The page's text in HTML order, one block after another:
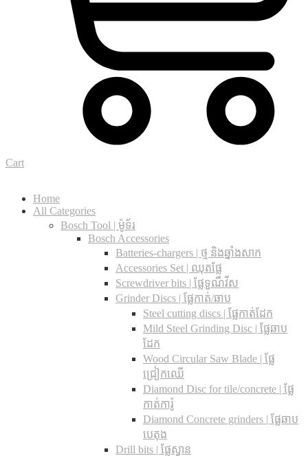
Cart
Home
All Categories
Bosch Tool | ម៉ូទ័រ
Bosch Accessories
Batteries-chargers | ថ្ម និងឆ្នាំងសាក
Accessories Set | ឈុតផ្លែ
Screwdriver bits | ផ្លែទួណឺវីស
Grinder Discs |​ ផ្លែកាត់/ឆាប
Steel cutting discs |​ ផ្លែកាត់ដែក
Mild Steel Grinding Disc | ផ្លែឆាប
ដែក
Wood Circular Saw Blade | ផ្លែ
ជ្រៀកឈើ
Diamond Disc for tile/concrete​ | ផ្លែ
កាត់ការ៉ូ
Diamond Concrete grinders | ផ្លែឆាប
បេតុង
Drill bits |​ ផ្លែស្វាន